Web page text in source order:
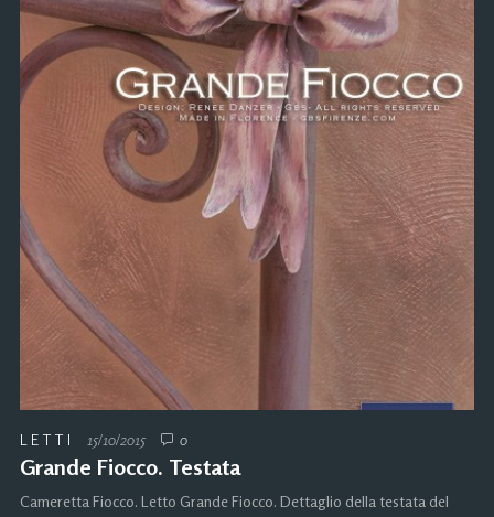
LETTI 15/10/2015 0
Grande Fiocco. Testata
Cameretta Fiocco. Letto Grande Fiocco. Dettaglio della testata del